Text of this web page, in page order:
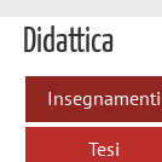
Didattica
Insegnamenti
Tesi